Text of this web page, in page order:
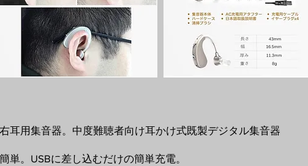
耳用集音器。中度難聴者向け耳かけ式既製デジタル集音器
単。USBに差し込むだけの簡単充電。